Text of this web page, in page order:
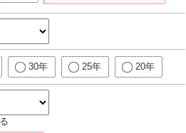
30年 25年 20年